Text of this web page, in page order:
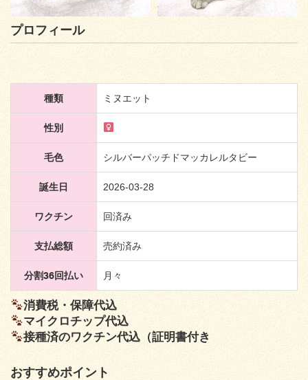
プロフィール
種類 ミヌエット
性別
毛色 シルバーパッチドマッカレルタビー
誕生日 2026-03-28
ワクチン 回済み
支払総額 売約済み
分割36回払い 月々
消費税・保障代込
マイクロチップ代込
接種済のワクチン代込（証明書付き
おすすめポイント